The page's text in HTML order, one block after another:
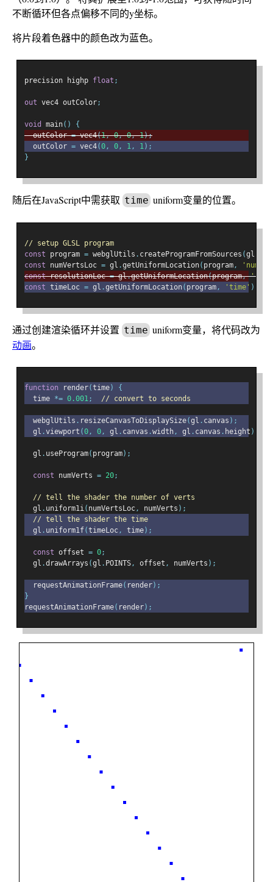
不断循环但各点偏移不同的y坐标。
将片段着色器中的颜色改为蓝色。
precision highp float ;
out vec4 outColor;
void main()
{
  outColor
= vec4(1, 0, 0, 1);
  outColor
= vec4(0, 0, 1, 1);
}
随后在JavaScript中需获取 time uniform变量的位置。
// setup GLSL program
const program = webglUtils . createProgramFromSources (gl
const numVertsLoc = gl .getUniformLocation( program,
const resolutionLoc = gl.getUniformLocation(program,
const timeLoc = gl .getUniformLocation( program, 'time' );
通过创建渲染循环并设置 time uniform变量，将代码改为
动画。
function render(time)
{
  time
*= 0.001; // convert to seconds
  webglUtils
. resizeCanvasToDisplaySize(gl . canvas );
  gl
.viewport (0, 0, gl . canvas .width, gl . canvas . height );
  gl
. useProgram( program);
const numVerts = 20;
// tell the shader the number of verts
  gl
. uniform1i( numVertsLoc, numVerts );
// tell the shader the time
  gl
. uniform1f(timeLoc, time);
const offset = 0;
  gl
.drawArrays (gl . POINTS, offset , numVerts );
  requestAnimationFrame
( render);
}
requestAnimationFrame( render);